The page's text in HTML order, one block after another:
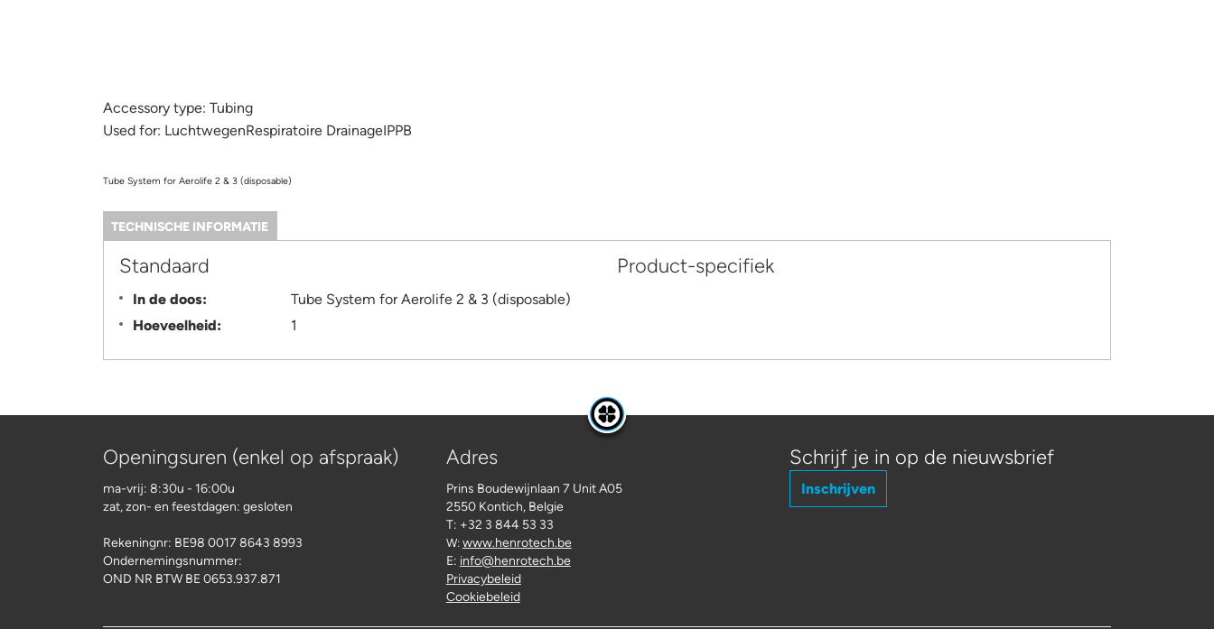
Accessory type: Tubing
Used for: LuchtwegenRespiratoire DrainageIPPB
Tube System for Aerolife 2 & 3 (disposable)
Information
TECHNISCHE INFORMATIE
TABBLAD)
Standaard
In de doos:
Tube System for Aerolife 2 & 3 (disposable)
Hoeveelheid:
1
Product-specifiek
Openingsuren (enkel op afspraak)
ma-vrij: 8:30u - 16:00u
zat, zon- en feestdagen: gesloten
Rekeningnr: BE98 0017 8643 8993
Ondernemingsnummer:
OND NR BTW BE 0653.937.871
Adres
Prins Boudewijnlaan 7 Unit A05
2550 Kontich, Belgie
T: +32 3 844 53 33
W: www.henrotech.be
E: info@henrotech.be
Privacybeleid
Cookiebeleid
Schrijf je in op de nieuwsbrief
Inschrijven